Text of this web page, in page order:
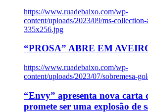
https://www.ruadebaixo.com/wp-
content/uploads/2023/09/ms-
335x256.jpg
“PROSA” ABRE EM
https://www.ruadebaixo.com/wp-
content/uploads/2023/07/sobremesa-
“Envy” apresenta nova carta
promete ser uma explosão de